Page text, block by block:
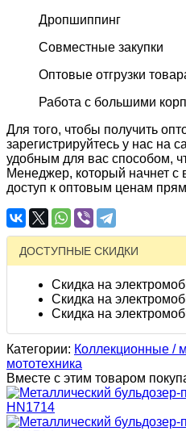
Дропшиппинг
Совместные закупки
Оптовые отгрузки
Работа с большими
Для того, чтобы получить
зарегистрируйтесь у нас на
удобным для вас способом,
Менеджер, который начнет с
доступ к оптовым ценам
ДОСТУПНЫЕ СКИДКИ
Скидка на
Скидка на
Скидка на
Категории: Коллекционные /
мототехника
Вместе с этим товаром